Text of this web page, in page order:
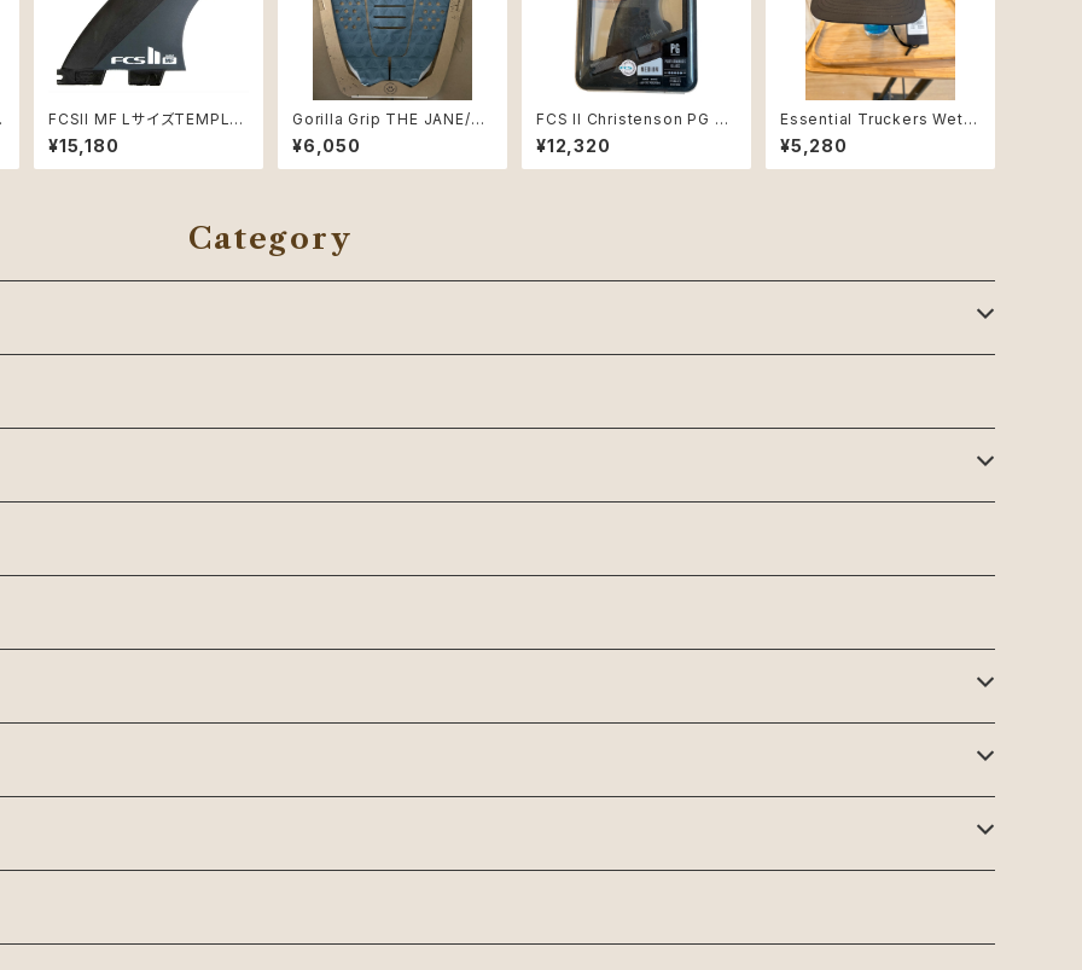
FCSII MF LサイズTEMPLA
TE THRUSTER SETS Neo
Carbon 3本セット
¥15,180
Gorilla Grip THE JANE/ゴ
リラグリップMARINE_TEAL
¥6,050
FCS II Christenson PG M
edium Black Quad Rear
Retail Fins
¥12,320
Essential Truckers Wet C
ap Black/Eclipse
¥5,280
Category